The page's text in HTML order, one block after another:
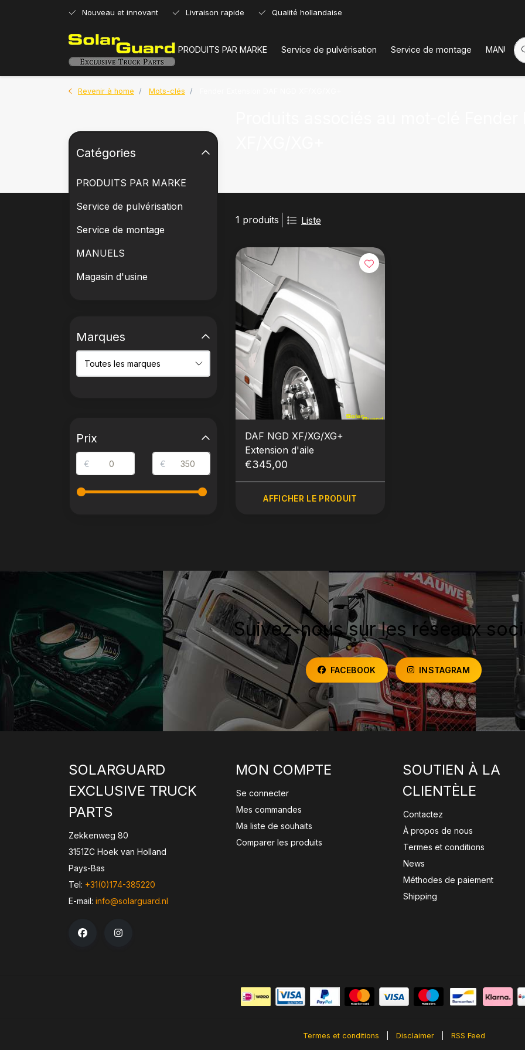
Nouveau et innovant Livraison rapide Qualité hollandaise
PRODUITS PAR MARKE Service de pulvérisation Service de montage MANUELS
Revenir à home Mots-clés
1 produits Liste
DAF NGD XF/XG/XG+
Extension d'aile
€345,00
AFFICHER LE PRODUIT
Catégories
PRODUITS PAR MARKE
Service de pulvérisation
Service de montage
MANUELS
Magasin d'usine
Marques
Prix
€ €
Suivez-nous sur les réseaux
FACEBOOK INSTAGRAM
SOLARGUARD
EXCLUSIVE TRUCK
PARTS
Zekkenweg 80
3151ZC Hoek van Holland
Pays-Bas
Tel: +31(0)174-385220
E-mail: info@solarguard.nl
MON COMPTE
Se connecter
Mes commandes
Ma liste de souhaits
Comparer les produits
SOUTIEN À LA
CLIENTÈLE
Contactez
À propos de nous
Termes et conditions
News
Méthodes de paiement
Shipping
Termes et conditions Disclaimer RSS Feed